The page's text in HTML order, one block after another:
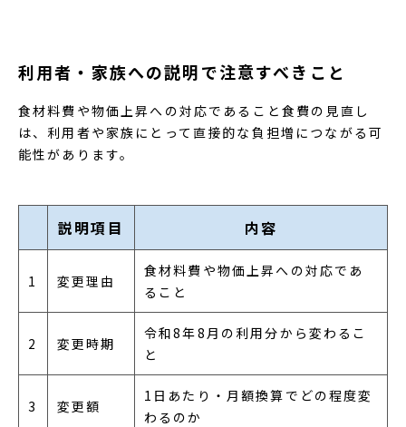
利用者・家族への説明で注意すべきこと
食材料費や物価上昇への対応であること食費の見直し
は、利用者や家族にとって直接的な負担増につながる可
能性があります。
説明項目 内容
1 変更理由
食材料費や物価上昇への対応であ
ること
2 変更時期
令和8年8月の利用分から変わるこ
と
3 変更額
1日あたり・月額換算でどの程度変
わるのか